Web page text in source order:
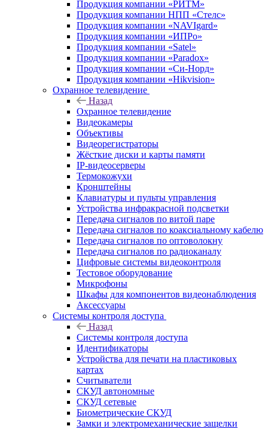
Продукция компании «РИТМ»
Продукция компании НПП «Стелс»
Продукция компании «NAVIgard»
Продукция компании «ИПРо»
Продукция компании «Satel»
Продукция компании «Paradox»
Продукция компании «Си-Норд»
Продукция компании «Hikvision»
Охранное телевидение
Назад
Охранное телевидение
Видеокамеры
Объективы
Видеорегистраторы
Жёсткие диски и карты памяти
IP-видеосерверы
Термокожухи
Кронштейны
Клавиатуры и пульты управления
Устройства инфракрасной подсветки
Передача сигналов по витой паре
Передача сигналов по коаксиальному кабелю
Передача сигналов по оптоволокну
Передача сигналов по радиоканалу
Цифровые системы видеоконтроля
Тестовое оборудование
Микрофоны
Шкафы для компонентов видеонаблюдения
Аксессуары
Системы контроля доступа
Назад
Системы контроля доступа
Идентификаторы
Устройства для печати на пластиковых
картах
Считыватели
СКУД автономные
СКУД сетевые
Биометрические СКУД
Замки и электромеханические защелки